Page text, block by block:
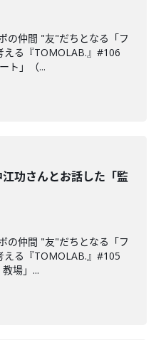
の仲間 "友"だちとなる「フ
える『TOMOLAB.』#106
ト」（...
功さんとお話した「監
の仲間 "友"だちとなる「フ
える『TOMOLAB.』#105
場」...